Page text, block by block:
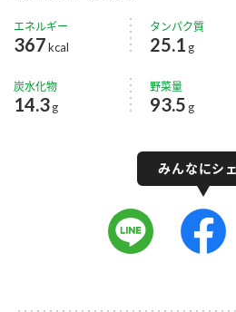
エネルギー
367kcal
タンパク質
25.1 g
炭水化物
14.3g
野菜量
93.5 g